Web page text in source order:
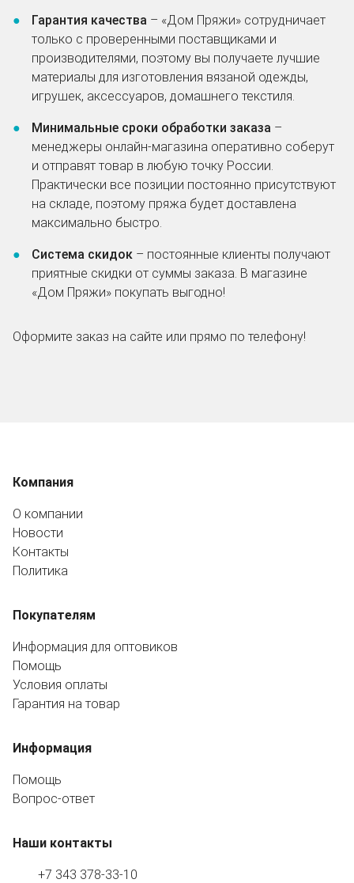
Гарантия качества – «Дом Пряжи» сотрудничает
только с проверенными поставщиками и
производителями, поэтому вы получаете лучшие
материалы для изготовления вязаной одежды,
игрушек, аксессуаров, домашнего текстиля.
Минимальные сроки обработки заказа –
менеджеры онлайн-магазина оперативно соберут
и отправят товар в любую точку России.
Практически все позиции постоянно присутствуют
на складе, поэтому пряжа будет доставлена
максимально быстро.
Cистема скидок – постоянные клиенты получают
приятные скидки от суммы заказа. В магазине
«Дом Пряжи» покупать выгодно!
Оформите заказ на сайте или прямо по телефону!
Компания
О компании
Новости
Контакты
Политика
Покупателям
Информация для оптовиков
Помощь
Условия оплаты
Гарантия на товар
Информация
Помощь
Вопрос-ответ
Наши контакты
+7 343 378-33-10